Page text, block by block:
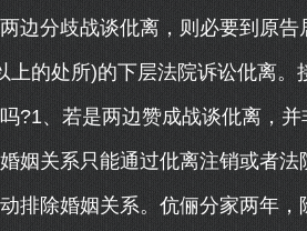
边分歧战谈仳离，则必要到原告
的处所)的下层法院诉讼仳离。
?1、若是两边赞成战谈仳离，
姻关系只能通过仳离注销或者法
排除婚姻关系。伉俪分家两年